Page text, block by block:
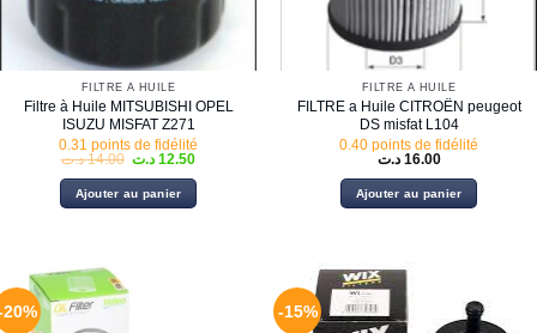
FILTRE À HUILE
Filtre à Huile MITSUBISHI OPEL
ISUZU MISFAT Z271
0.31 points de fidélité
14.00 د.ت
Le
initial
était :
12.50 د.ت
Le
actuel
est :
Ajouter au panier
FILTRE À HUILE
FILTRE a Huile CITROËN peugeot
DS misfat L104
0.40 points de fidélité
16.00 د.ت
Ajouter au panier
-15%